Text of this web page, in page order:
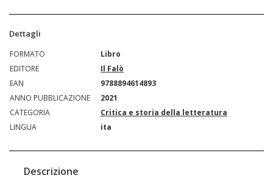
Dettagli
FORMATO
Libro
EDITORE
Il Falò
EAN
9788894614893
ANNO PUBBLICAZIONE
2021
CATEGORIA
Critica e storia della letteratura
LINGUA
ita
Descrizione